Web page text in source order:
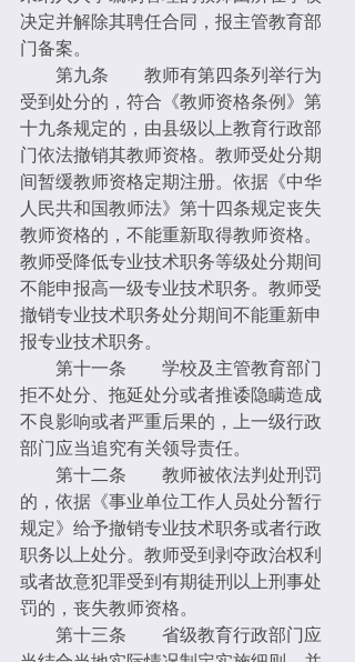
决定并解除其聘任合同，报主管教育部
门备案。
第九条　　教师有第四条列举行为
受到处分的，符合《教师资格条例》第
十九条规定的，由县级以上教育行政部
门依法撤销其教师资格。教师受处分期
间暂缓教师资格定期注册。依据《中华
人民共和国教师法》第十四条规定丧失
教师资格的，不能重新取得教师资格。
教师受降低专业技术职务等级处分期间
不能申报高一级专业技术职务。教师受
撤销专业技术职务处分期间不能重新申
报专业技术职务。
第十一条　　学校及主管教育部门
拒不处分、拖延处分或者推诿隐瞒造成
不良影响或者严重后果的，上一级行政
部门应当追究有关领导责任。
第十二条　　教师被依法判处刑罚
的，依据《事业单位工作人员处分暂行
规定》给予撤销专业技术职务或者行政
职务以上处分。教师受到剥夺政治权利
或者故意犯罪受到有期徒刑以上刑事处
罚的，丧失教师资格。
第十三条　　省级教育行政部门应